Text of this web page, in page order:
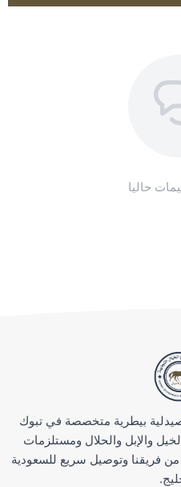
حاليا
بيطرية متخصصة في تبوك
والإبل والحلال ومستلزمات
فريقنا وتوصيل سريع للسعودية